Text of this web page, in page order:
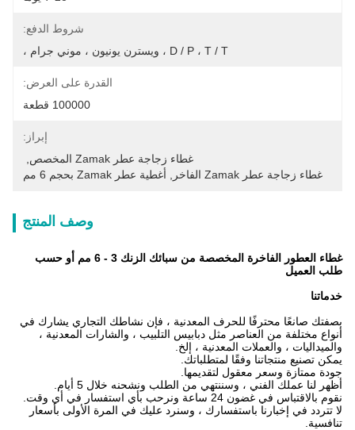
شروط الدفع:
D / P ، T / T ، ويسترن يونيون ، موني جرام ،
القدرة على العرض:
100000 قطعة
إبراز:
غطاء زجاجة عطر Zamak المخصص
غطاء زجاجة عطر Zamak الفاخر
أغطية عطر Zamak بحجم 6 مم
وصف المنتج
غطاء العطور الفاخرة المخصصة من سبائك الزنك 3 - 6 مم أو حسب
طلب العميل
خدماتنا
بصفتك صانعًا محترفًا للحرف المعدنية ، فإن نشاطك التجاري يشارك في
أنواع مختلفة من العناصر مثل دبابيس التلبيب ، والشارات المعدنية ،
والميداليات ، والعملات المعدنية ، إلخ.
يمكن تصنيع منتجاتنا وفقًا لمتطلباتك.
جودة ممتازة وسعر معقول لتقديمها.
أظهر لنا عملك الفني ، وسننتهي من الطلب ونشحنه خلال 5 أيام.
نقوم بالاقتباس في غضون 24 ساعة ونرحب بأي استفسار في أي وقت.
لا تتردد في إخبارنا باستفسارك ، وسنرد عليك في المرة الأولى بأسعار
تنافسية.